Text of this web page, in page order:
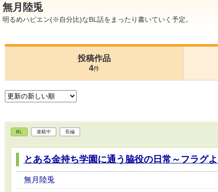
無月陸兎
明るめハピエン(※自分比)なBL話をまったり書いていく予定。
投稿作品
4件
BL 連載中 長編
とある金持ち学園に通う脇役の日常～フラグ
無月陸兎